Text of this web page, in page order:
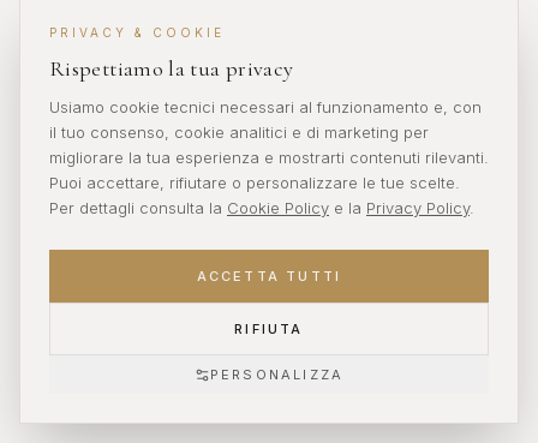
PRIVACY & COOKIE
Rispettiamo la tua privacy
Usiamo cookie tecnici necessari al funzionamento e, con
il tuo consenso, cookie analitici e di marketing per
migliorare la tua esperienza e mostrarti contenuti rilevanti.
Puoi accettare, rifiutare o personalizzare le tue scelte.
Per dettagli consulta la Cookie Policy e la Privacy Policy.
ACCETTA TUTTI
RIFIUTA
PERSONALIZZA